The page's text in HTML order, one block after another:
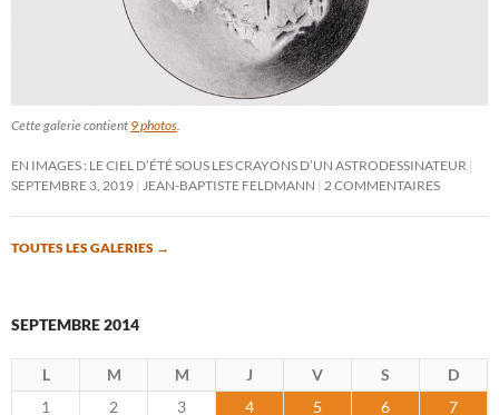
Cette galerie contient 9 photos.
EN IMAGES : LE CIEL D’ÉTÉ SOUS LES CRAYONS D’UN ASTRODESSINATEUR
SEPTEMBRE 3, 2019 JEAN-BAPTISTE FELDMANN 2 COMMENTAIRES
TOUTES LES GALERIES →
SEPTEMBRE 2014
L M M J V S
D
1
2 3 4 5 6 7